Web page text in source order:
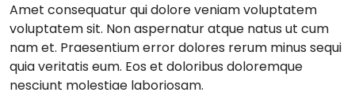
Amet consequatur qui dolore veniam voluptatem
voluptatem sit. Non aspernatur atque natus ut cum
nam et. Praesentium error dolores rerum minus sequi
quia veritatis eum. Eos et doloribus doloremque
nesciunt molestiae laboriosam.